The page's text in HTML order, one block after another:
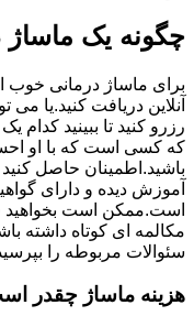
چگونه یک ماساژ
برای ماساژ درمانی خوب
آنلاین دریافت کنید.یا می
رزرو کنید تا ببینید
که کسی است که با او
باشید.اطمینان حاصل
آموزش دیده و دارای
است.ممکن است بخواهید
مکالمه ای کوتاه داشته
سئوالات مربوطه را
هزینه ماساژ چقدر